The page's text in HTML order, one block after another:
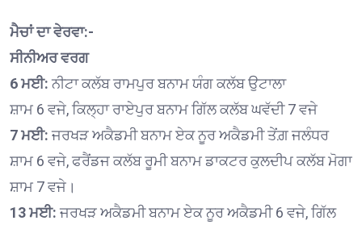
ਮੈਚਾਂ ਦਾ ਵੇਰਵਾ:-
ਸੀਨੀਅਰ ਵਰਗ
6 ਮਈ: ਨੀਟਾ ਕਲੱਬ ਰਾਮਪੁਰ ਬਨਾਮ ਯੰਗ ਕਲੱਬ ਉਟਾਲਾ
ਸ਼ਾਮ 6 ਵਜੇ, ਕਿਲ੍ਹਾ ਰਾਏਪੁਰ ਬਨਾਮ ਗਿੱਲ ਕਲੱਬ ਘਵੱਦੀ 7 ਵਜੇ
7 ਮਈ: ਜਰਖੜ ਅਕੈਡਮੀ ਬਨਾਮ ਏਕ ਨੂਰ ਅਕੈਡਮੀ ਤੇਂਗ਼ ਜਲੰਧਰ
ਸ਼ਾਮ 6 ਵਜੇ, ਫਰੈਂਡਜ ਕਲੱਬ ਰੂਮੀ ਬਨਾਮ ਡਾਕਟਰ ਕੁਲਦੀਪ ਕਲੱਬ ਮੋਗਾ
ਸ਼ਾਮ 7 ਵਜੇ।
13 ਮਈ: ਜਰਖੜ ਅਕੈਡਮੀ ਬਨਾਮ ਏਕ ਨੂਰ ਅਕੈਡਮੀ 6 ਵਜੇ, ਗਿੱਲ